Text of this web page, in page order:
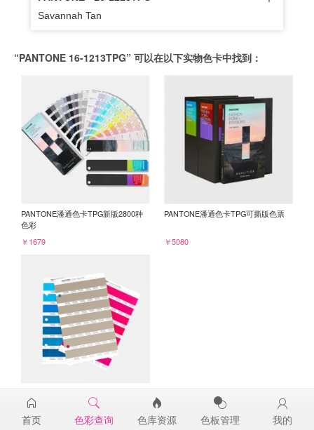
Savannah Tan
“PANTONE 16-1213TPG” 可以在以下实物色卡中找到：
PANTONE潘通色卡TPG新版2800种
色彩
￥1679
PANTONE潘通色卡TPG可撕版色票
￥5080
16-1213TPG
￥98
首页 色彩查询 色库资源 色板管理 我的